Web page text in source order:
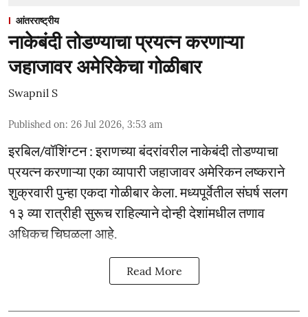
आंतरराष्ट्रीय
नाकेबंदी तोडण्याचा प्रयत्न करणाऱ्या
जहाजावर अमेरिकेचा गोळीबार
Swapnil S
Published on: 26 Jul 2026, 3:53 am
इरबिल/वॉशिंग्टन : इराणच्या बंदरांवरील नाकेबंदी तोडण्याचा
प्रयत्न करणाऱ्या एका व्यापारी जहाजावर अमेरिकन लष्कराने
शुक्रवारी पुन्हा एकदा गोळीबार केला. मध्यपूर्वेतील संघर्ष सलग
१३ व्या रात्रीही सुरूच राहिल्याने दोन्ही देशांमधील तणाव
अधिकच चिघळला आहे.
Read More